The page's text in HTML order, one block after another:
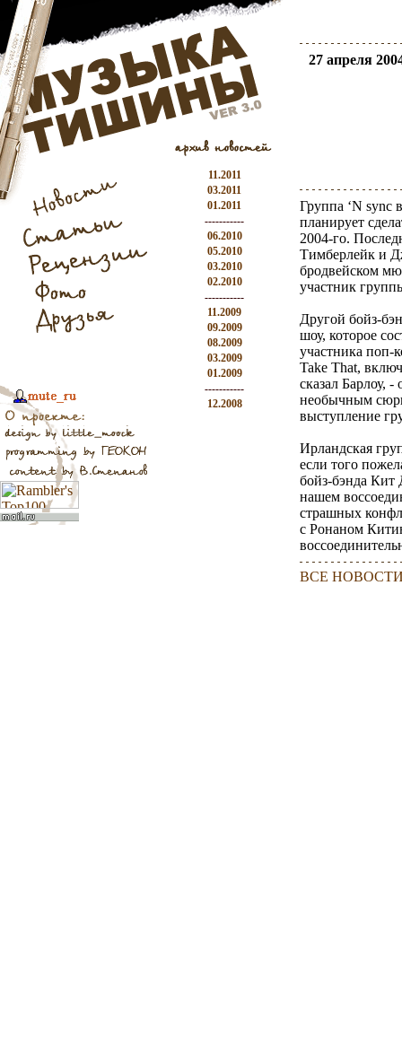
11.2011
03.2011
01.2011
-----------
06.2010
05.2010
03.2010
02.2010
-----------
11.2009
09.2009
08.2009
03.2009
01.2009
-----------
12.2008
27 апреля
Группа ‘N sync
планирует
2004-го.
Тимберлейк и
бродвейском
участник
Другой бойз-
шоу, которое
участника поп-
Take That,
сказал Барлоу,
необычным
выступление
Ирландская
если того
бойз-бэнда Кит
нашем
страшных
с Ронаном
ВСЕ